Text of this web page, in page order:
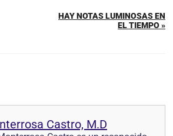
HAY NOTAS LUMINOSAS EN
EL TIEMPO »
Castro, M.D